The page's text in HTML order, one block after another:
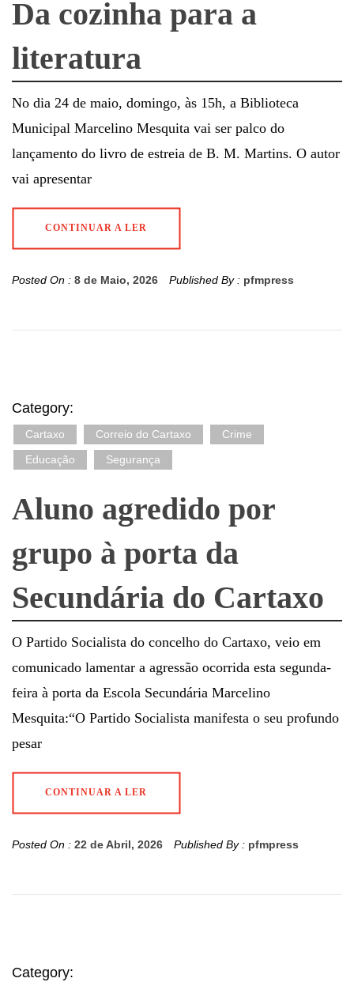
Da cozinha para a
literatura
No dia 24 de maio, domingo, às 15h, a Biblioteca
Municipal Marcelino Mesquita vai ser palco do
lançamento do livro de estreia de B. M. Martins. O autor
vai apresentar
CONTINUAR A LER
Posted On : 8 de Maio, 2026 Published By : pfmpress
Category:
Cartaxo Correio do Cartaxo
Crime
Educação
Segurança
Aluno agredido por
grupo à porta da
Secundária do Cartaxo
O Partido Socialista do concelho do Cartaxo, veio em
comunicado lamentar a agressão ocorrida esta segunda-
feira à porta da Escola Secundária Marcelino
Mesquita:“O Partido Socialista manifesta o seu profundo
pesar
CONTINUAR A LER
Posted On : 22 de Abril, 2026 Published By : pfmpress
Category: